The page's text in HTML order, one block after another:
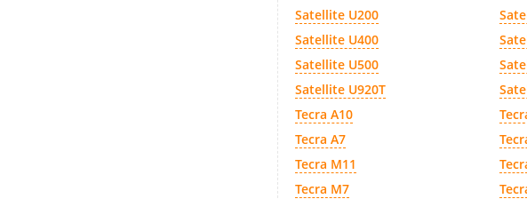
Satellite U200
Satellite U400
Satellite U500
Satellite U920T
Tecra A10
Tecra A7
Tecra M11
Tecra M7